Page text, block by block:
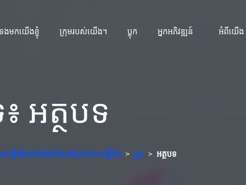
ងមកយើងខ្ញុំ ក្រុមរបស់យើង។ ប្លុក អ្នកអភិវឌ្ឍន៍ អំពីយើង
អត្ថបទ
យមន្ទីរពិសោធន៍ផលិតនៅប្រទេសអាឡឺម៉ង់ > ប្លុក > អត្ថបទ